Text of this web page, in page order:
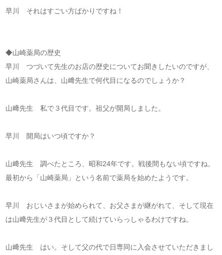
早川 それはすごい方ばかりですね！
◆山崎薬局の歴史
早川 つづいて先生のお店の歴史についてお聞きしたいのですが、
山崎薬局さんは、山﨑先生で何代目になるのでしょうか？
山﨑先生 私で３代目です。祖父が開局しました。
早川 開局はいつ頃ですか？
山﨑先生 調べたところ、昭和24年です。戦後間もない頃ですね。
最初から「山崎薬局」という名前で薬局を始めたようです。
早川 おじいさまが始められて、お父さまが継がれて、そして現在
は山﨑先生が３代目として続けていらっしゃるわけですね。
山﨑先生 はい。そして父の代で日専同に入会させていただきまし